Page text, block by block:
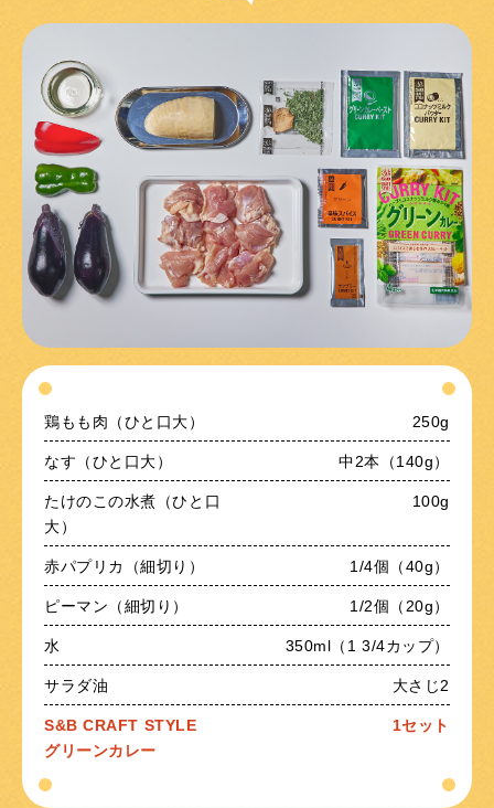
鶏もも肉（ひと口大） 250g
なす（ひと口大） 中2本（140g）
たけのこの水煮（ひと口
大）
100g
赤パプリカ（細切り） 1/4個（40g）
ピーマン（細切り） 1/2個（20g）
水 350ml（1 3/4カップ）
サラダ油 大さじ2
S&B CRAFT STYLE
グリーンカレー
1セット